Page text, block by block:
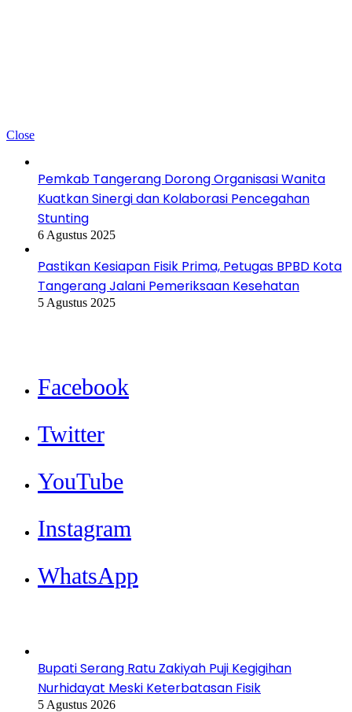
Close
Pemkab Tangerang Dorong Organisasi Wanita
Kuatkan Sinergi dan Kolaborasi Pencegahan
Stunting
6 Agustus 2025
Pastikan Kesiapan Fisik Prima, Petugas BPBD Kota
Tangerang Jalani Pemeriksaan Kesehatan
5 Agustus 2025
Facebook
Twitter
YouTube
Instagram
WhatsApp
Bupati Serang Ratu Zakiyah Puji Kegigihan
Nurhidayat Meski Keterbatasan Fisik
5 Agustus 2026